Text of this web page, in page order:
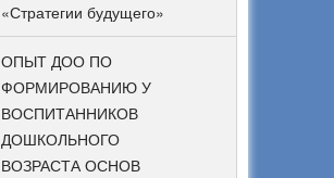
«Стратегии будущего»
ОПЫТ ДОО ПО
ФОРМИРОВАНИЮ У
ВОСПИТАННИКОВ
ДОШКОЛЬНОГО
ВОЗРАСТА ОСНОВ